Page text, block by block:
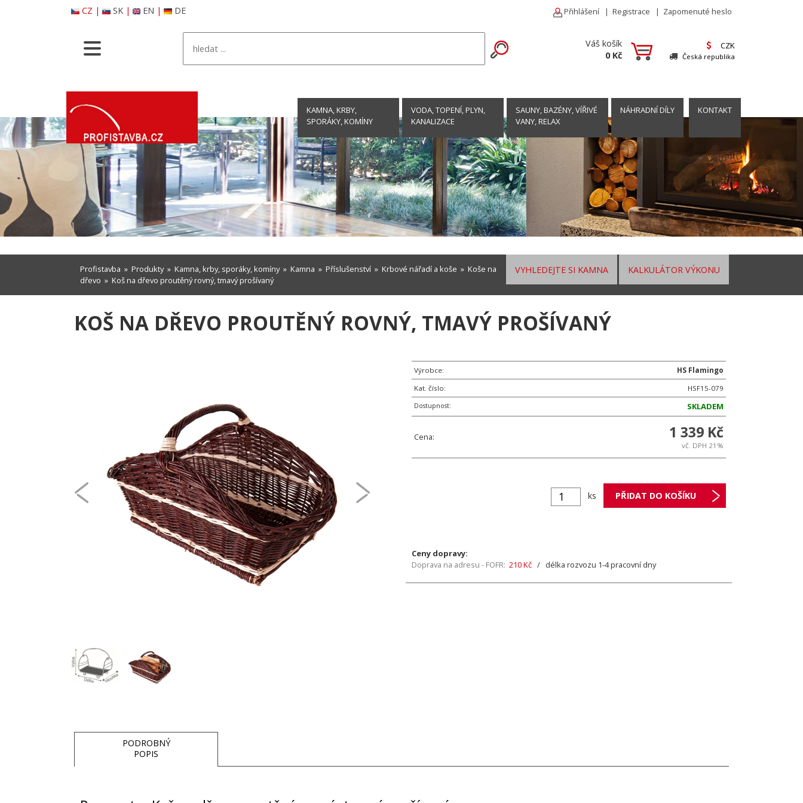
CZ | SK| EN | DE Přihlášení | Registrace | Zapomenuté heslo
Váš košík
0 Kč
CZK
Česká republika
KAMNA, KRBY,
SPORÁKY, KOMÍNY
VODA, TOPENÍ, PLYN,
KANALIZACE
SAUNY, BAZÉNY, VÍŘIVÉ
VANY, RELAX
NÁHRADNÍ DÍLY KONTAKT
KALKULÁTOR VÝKONU
VYHLEDEJTE SI KAMNA
Profistavba » Produkty» Kamna, krby, sporáky, komíny» Kamna » Příslušenství » Krbové nářadí a koše » Koše na
dřevo » Koš na dřevo proutěný rovný, tmavý prošívaný
KOŠ NA DŘEVO PROUTĚNÝ ROVNÝ, TMAVÝ PROŠÍVANÝ
Výrobce:
HS Flamingo
Kat. číslo:
HSF15-079
Dostupnost:
SKLADEM
Cena: 1 339 Kč
vč. DPH 21%
ks
Ceny dopravy:
Doprava na adresu - FOFR: 210 Kč / délka rozvozu 1-4 pracovní dny
PODROBNÝ
POPIS